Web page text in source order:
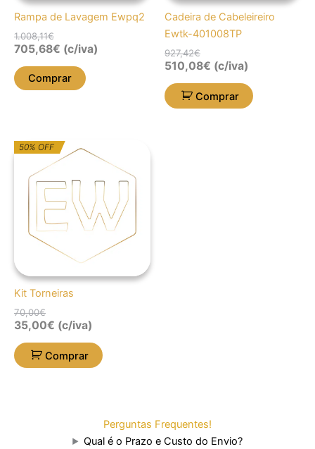
Rampa de Lavagem Ewpq2
1.008,11€
705,68€ (c/iva)
Comprar
Cadeira de Cabeleireiro
Ewtk-401008TP
927,42€
510,08€ (c/iva)
Comprar
50% OFF
Kit Torneiras
70,00€
O
preço
original
era:
70,00€.
O
preço
atual
é:
35,00€.
35,00€ (c/iva)
Comprar
Perguntas Frequentes!
Qual é o Prazo e Custo do Envio?